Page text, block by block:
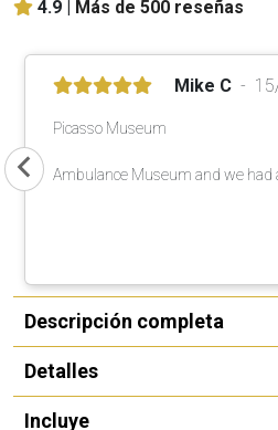
4.9 | Más de 500 reseñas
Mike C
Picasso Museum
Ambulance Museum and we had
Descripción completa
Detalles
Incluye